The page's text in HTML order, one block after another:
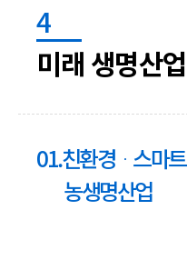
4
미래 생명산업
01.친환경ᆞ스마트
농생명산업